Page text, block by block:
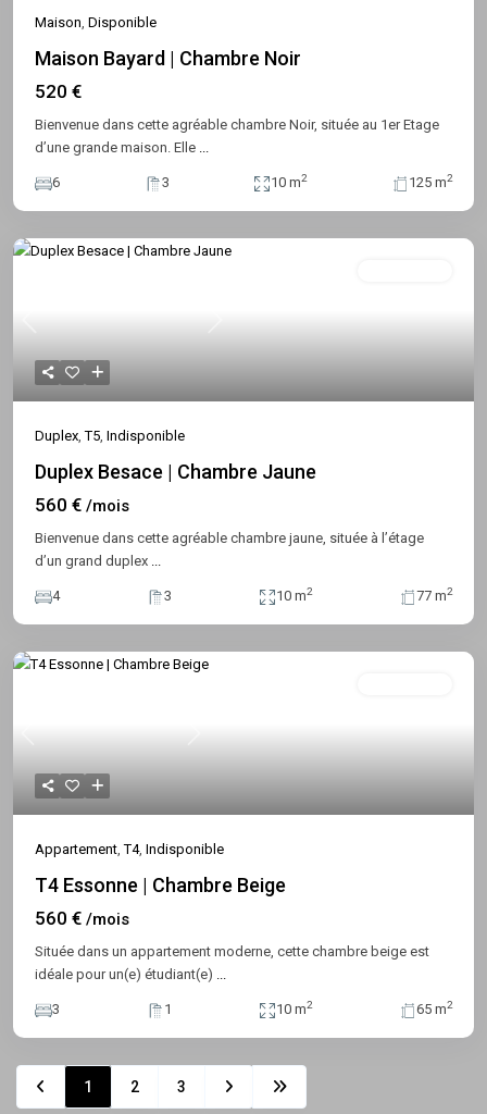
Maison, Disponible
Maison Bayard | Chambre Noir
520 €
Bienvenue dans cette agréable chambre Noir, située au 1er Etage
d’une grande maison. Elle ...
6 3 10 m2 125 m2
Previous Next
Duplex,T5, Indisponible
Duplex Besace | Chambre Jaune
560 € /mois
Bienvenue dans cette agréable chambre jaune, située à l’étage
d’un grand duplex ...
4 3 10 m2 77 m2
Previous Next
Appartement,T4, Indisponible
T4 Essonne | Chambre Beige
560 € /mois
Située dans un appartement moderne, cette chambre beige est
idéale pour un(e) étudiant(e) ...
3 1 10 m2 65 m2
1 2 3